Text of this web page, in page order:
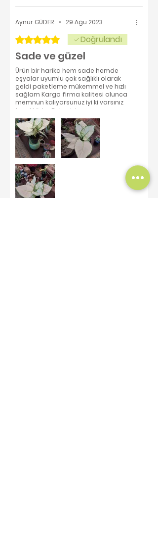
Aynur GÜDER •
29 Ağu 2023
5 üzerinden 5 yıldızDoğrulandı
Sade ve güzel
Ürün bir harika hem sade hemde
eşyalar uyumlu çok sağlıklı olarak
geldi paketleme mükemmel ve hızlı
sağlam Kargo firma kalitesi olunca
memnun kalıyorsunuz iyi ki varsınız
teşekkürler Betonish